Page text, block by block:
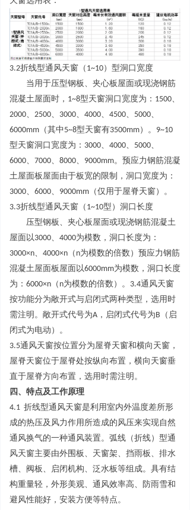
3.2折线型通风天窗 （ 1~10）型洞口宽度
当用于压型钢板、夹心板屋面或现浇钢筋
混凝土屋面时 ， 1~8型天窗洞口宽度为 ： 1500、
2000、 2500、 3000、 4000、 4500、 5000、
6000mm （其中 5~8型天窗有3500mm） 。 9~10
型天窗洞口宽度为 ： 3000、 4000、 5000、
6000、 7000、 8000、 9000mm。预应力钢筋混凝
土屋面板屋面由于板宽的限制，洞口宽度为 ：
3000、 6000、 9000mm （仅用于屋脊天窗）。
3.3折线型通风天窗 （ 1~10型）洞口长度
压型钢板、夹心板屋面或现浇钢筋混凝土
屋面 以3000、 4000为模数，洞口长度为 ：
3000×n、 4000×n （ n为模数的倍数）预应力钢筋
混凝土屋面板屋面 以6000mm为模数，洞口长度
为 ： 6000×n （ n为模数的倍数） 。 3.4通风天窗
按功能分为敞开式与启闭式两种类型，选用时
需注明。敞开式代号为A ，启闭式代号为 B （启
闭式为电动）。
3.5通风天窗按位置分为屋脊天窗和横向天窗，
屋脊天窗位于屋脊处按纵向布置，横向天窗垂
直于屋脊方向布置，选用时需注明。
四 、 特点及工作原理
4.1 折线型通风天窗是利用室内外温度差所形
成的热压及风力作用所造成的风压来实现自然
通风换气的一种通风装置。弧线（折线）型通
风天窗主要由外围板、天窗架、挡雨板、排水
槽、阀板、启闭机构、泛水板等组成。具有结
构重量轻，外形美观、通风效率高、防雨雪和
避风性能好，安装方便等特点。